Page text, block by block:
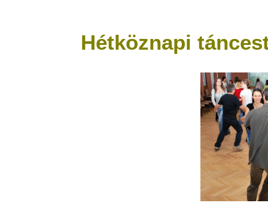
Hétköznapi